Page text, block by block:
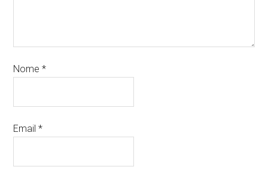
Nome*
Email*